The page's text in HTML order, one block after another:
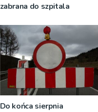
zabrana do szpitala
Do końca sierpnia